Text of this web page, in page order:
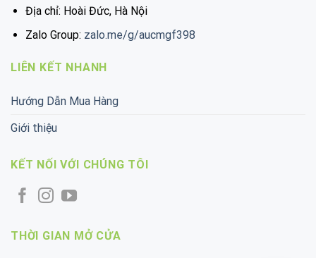
Địa chỉ: Hoài Đức, Hà Nội
Zalo Group: zalo.me/g/aucmgf398
LIÊN KẾT NHANH
Hướng Dẫn Mua Hàng
Giới thiệu
KẾT NỐI VỚI CHÚNG TÔI
THỜI GIAN MỞ CỬA